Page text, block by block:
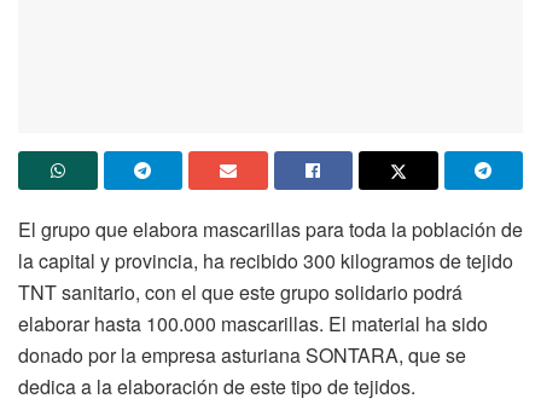
El grupo que elabora mascarillas para toda la población de
la capital y provincia, ha recibido 300 kilogramos de tejido
TNT sanitario, con el que este grupo solidario podrá
elaborar hasta 100.000 mascarillas. El material ha sido
donado por la empresa asturiana SONTARA, que se
dedica a la elaboración de este tipo de tejidos.